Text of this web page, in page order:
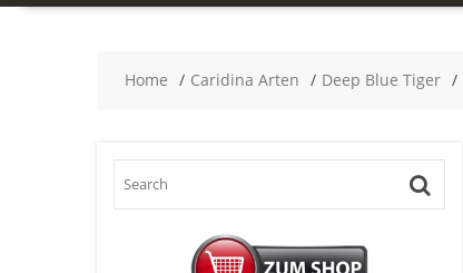
Home Caridina Arten Deep Blue Tiger